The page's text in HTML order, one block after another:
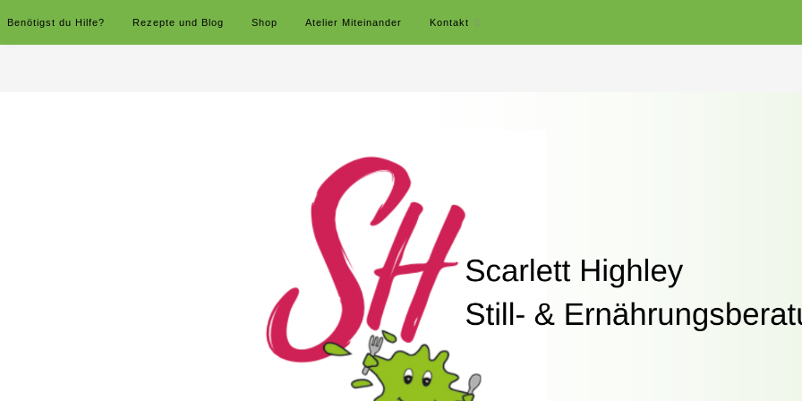
Benötigst du Hilfe? Rezepte und Blog Shop Atelier Miteinander Kontakt